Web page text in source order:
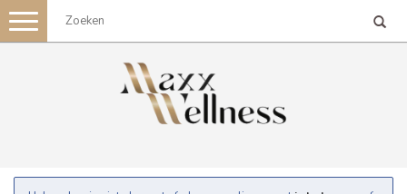
Toggle
navigation